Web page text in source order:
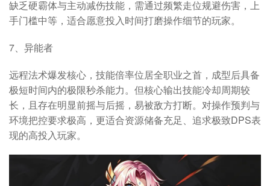
缺乏硬霸体与主动减伤技能，需通过频繁走位规避伤害，上
手门槛中等，适合愿意投入时间打磨操作细节的玩家。
7、异能者
远程法术爆发核心，技能倍率位居全职业之首，成型后具备
极短时间内的极限秒杀能力。但核心输出技能冷却周期较
长，且存在明显前摇与后摇，易被敌方打断。对操作预判与
环境把控要求极高，更适合资源储备充足、追求极致DPS表
现的高投入玩家。